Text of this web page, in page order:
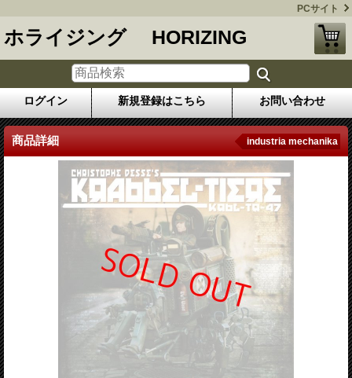
PCサイト
ホライジング HORIZING
ログイン 新規登録はこちら お問い合わせ
商品詳細 industria mechanika